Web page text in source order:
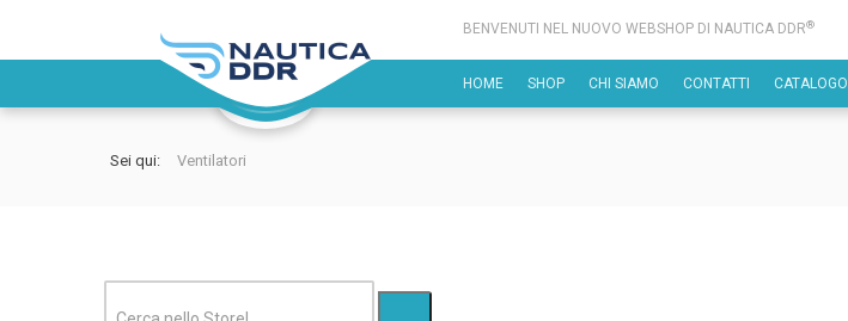
BENVENUTI NEL NUOVO WEBSHOP DI NAUTICA DDR®
HOME SHOP CHI SIAMO CONTATTI CATALOGO
Sei qui: Ventilatori